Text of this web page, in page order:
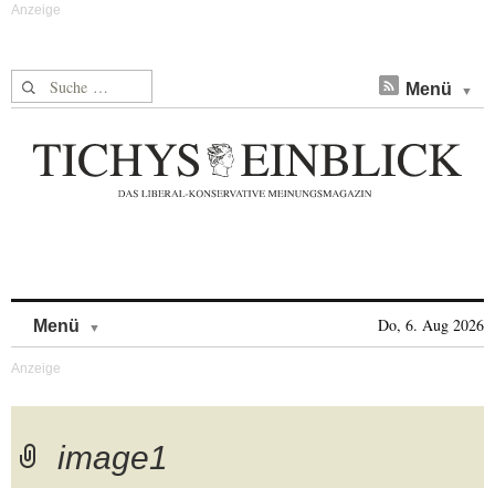
Suche nach: Menü
Menü Do, 6. Aug 2026
image1